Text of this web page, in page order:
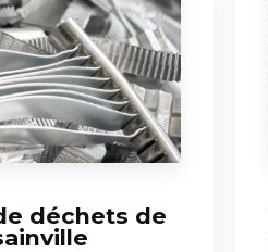
déchets de